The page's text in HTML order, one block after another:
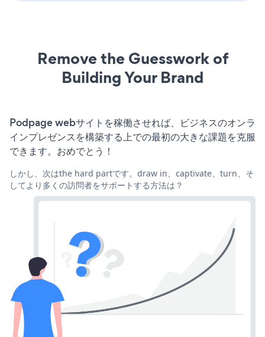
Remove the Guesswork of
Building Your Brand
Podpage webサイトを稼働させれば、ビジネスのオンラ
インプレゼンスを構築する上での最初の大きな課題を克服
できます。おめでとう！
しかし、次はthe hard partです。draw in、captivate、turn、そ
してより多くの訪問者をサポートする方法は？